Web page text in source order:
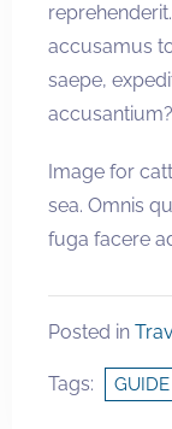
accusamus
saepe,
accusantium?
Image for
sea. Omnis
fuga facere
Posted in
Tags: GUIDE